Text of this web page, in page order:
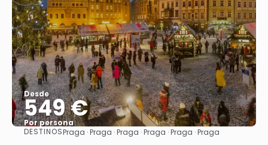
Desde
549 €
Por persona
Ver
DESTINOSPraga · Praga · Praga · Praga · Praga · Praga